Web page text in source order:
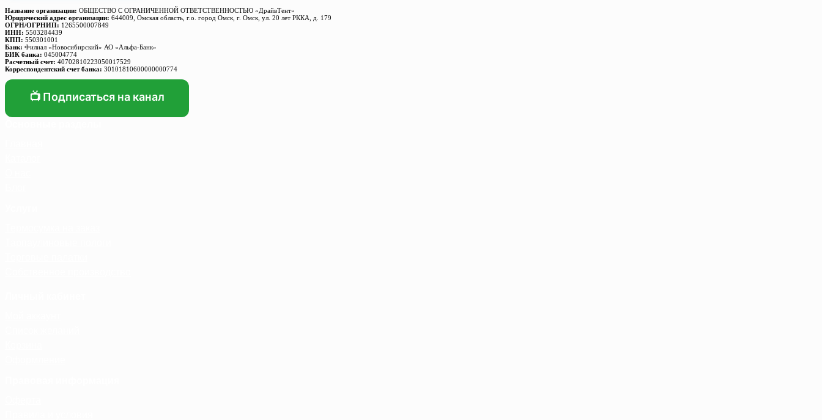
Название организации: ОБЩЕСТВО С ОГРАНИЧЕННОЙ ОТВЕТСТВЕННОСТЬЮ «ДрайвТент»
Юридический адрес организации: 644009, Омская область, г.о. город Омск, г. Омск, ул. 20 лет РККА, д. 179
ОГРН/ОГРНИП: 1265500007849
ИНН: 5503284439
КПП: 550301001
Банк: Филиал «Новосибирский» АО «Альфа-Банк»
БИК банка: 045004774
Расчетный счет: 40702810223050017529
Корреспондентский счет банка: 30101810600000000774
📺 Подписаться на канал